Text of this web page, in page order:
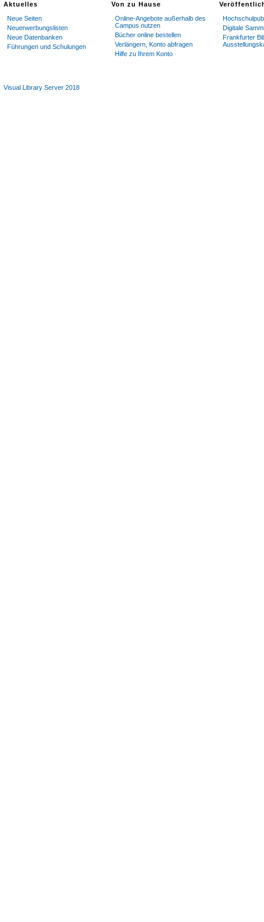
Aktuelles
Neue Seiten
Neuerwerbungslisten
Neue Datenbanken
Führungen und Schulungen
Von zu Hause
Online-Angebote außerhalb des
Campus nutzen
Bücher online bestellen
Verlängern, Konto abfragen
Hilfe zu Ihrem Konto
Digitale
Frankfurter
Visual Library Server 2018